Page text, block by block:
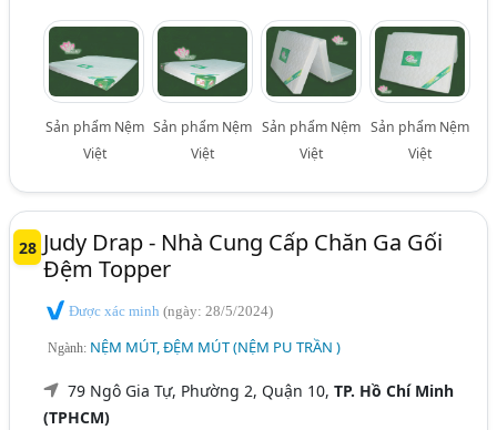
Sản phẩm Nệm
Việt
Sản phẩm Nệm
Việt
Sản phẩm Nệm
Việt
Sản phẩm Nệm
Việt
28 Judy Drap - Nhà Cung Cấp Chăn Ga Gối
Đệm Topper
Được xác minh(ngày: 28/5/2024)
Ngành: NỆM MÚT, ĐỆM MÚT (NỆM PU TRẦN )
79 Ngô Gia Tự, Phường 2, Quận 10,TP. Hồ Chí Minh
(TPHCM)